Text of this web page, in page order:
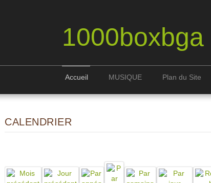
1000boxbga
Accueil MUSIQUE Plan du Site
CALENDRIER